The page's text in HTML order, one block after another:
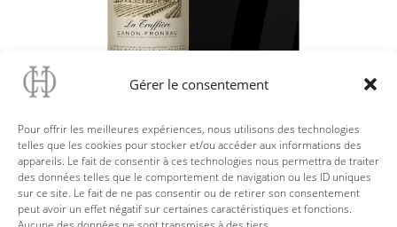
Gérer le consentement
Pour offrir les meilleures expériences, nous utilisons des technologies
telles que les cookies pour stocker et/ou accéder aux informations des
appareils. Le fait de consentir à ces technologies nous permettra de traiter
des données telles que le comportement de navigation ou les ID uniques
sur ce site. Le fait de ne pas consentir ou de retirer son consentement
peut avoir un effet négatif sur certaines caractéristiques et fonctions.
Retour